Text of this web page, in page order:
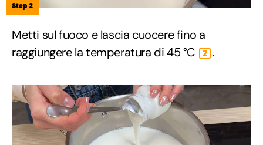
Step 2
Metti sul fuoco e lascia cuocere fino a
raggiungere la temperatura di 45 °C
2 .